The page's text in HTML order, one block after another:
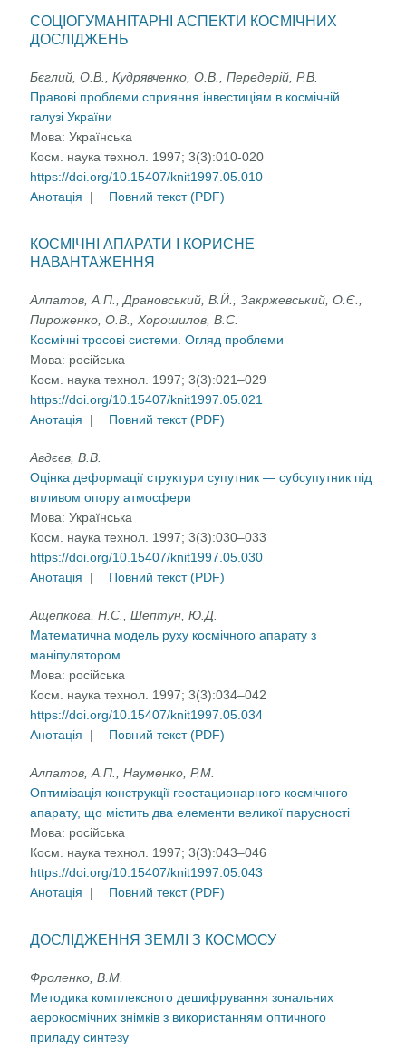
СОЦІОГУМАНІТАРНІ АСПЕКТИ КОСМІЧНИХ
ДОСЛІДЖЕНЬ
Бєглий, О.В., Кудрявченко, О.В., Передерій, Р.В.
Правові проблеми сприяння інвестиціям в космічній
галузі України
Мова:Українська
Косм. наука технол. 1997; 3(3):010-020
https://doi.org/10.15407/knit1997.05.010
Анотація
| Повний текст (PDF)
КОСМІЧНІ АПАРАТИ І КОРИСНЕ
НАВАНТАЖЕННЯ
Алпатов, А.П., Драновський, В.Й., Закржевський, О.Є.,
Пироженко, О.В., Хорошилов, В.С.
Космічні тросові системи. Огляд проблеми
Мова: російська
Косм. наука технол. 1997; 3(3):021–029
https://doi.org/10.15407/knit1997.05.021
Анотація
| Повний текст (PDF)
Авдєєв, В.В.
Оцінка деформації структури супутник — субсупутник під
впливом опору атмосфери
Мова:Українська
Косм. наука технол. 1997; 3(3):030–033
https://doi.org/10.15407/knit1997.05.030
Анотація
| Повний текст (PDF)
Ащепкова, Н.С., Шептун, Ю.Д.
Математична модель руху космічного апарату з
маніпулятором
Мова: російська
Косм. наука технол. 1997; 3(3):034–042
https://doi.org/10.15407/knit1997.05.034
Анотація
| Повний текст (PDF)
Алпатов, А.П., Науменко, Р.М.
Оптимізація конструкції геостационарного космічного
апарату, що містить два елементи великої парусності
Мова: російська
Косм. наука технол. 1997; 3(3):043–046
https://doi.org/10.15407/knit1997.05.043
Анотація
| Повний текст (PDF)
ДОСЛІДЖЕННЯ ЗЕМЛІ З КОСМОСУ
Фроленко, В.М.
Методика комплексного дешифрування зональних
аерокосмічних знімків з використанням оптичного
приладу синтезу